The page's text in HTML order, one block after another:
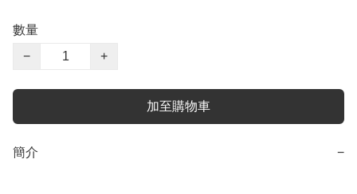
數量
−
+
加至購物車
簡介 −